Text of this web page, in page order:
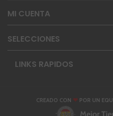
MI CUENTA
SELECCIONES
LINKS RAPIDOS
CREADO CON ❤POR UN